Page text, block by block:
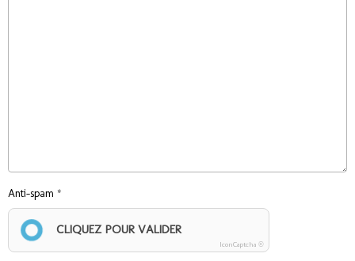
Anti-spam
CLIQUEZ POUR VALIDER
IconCaptcha ©